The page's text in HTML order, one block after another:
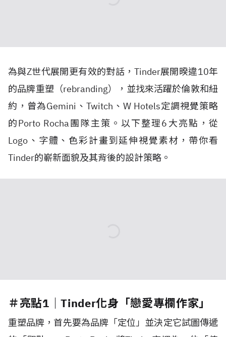
為與Z世代展開更有效的對話，Tinder展開暌違10年
的品牌重塑（rebranding），並找來活躍於倫敦和紐
約，曾為Gemini、Twitch、W Hotels定調視覺策略
的Porto Rocha團隊主策。以下整理6大亮點，從
Logo、字體、色彩計畫到延伸視覺素材，帶你看
Tinder的嶄新面貌及其背後的設計策略。
＃亮點1｜Tinder化身「戀愛專欄作家」
重塑品牌，首先要為品牌「定位」並決定它試圖傳遞